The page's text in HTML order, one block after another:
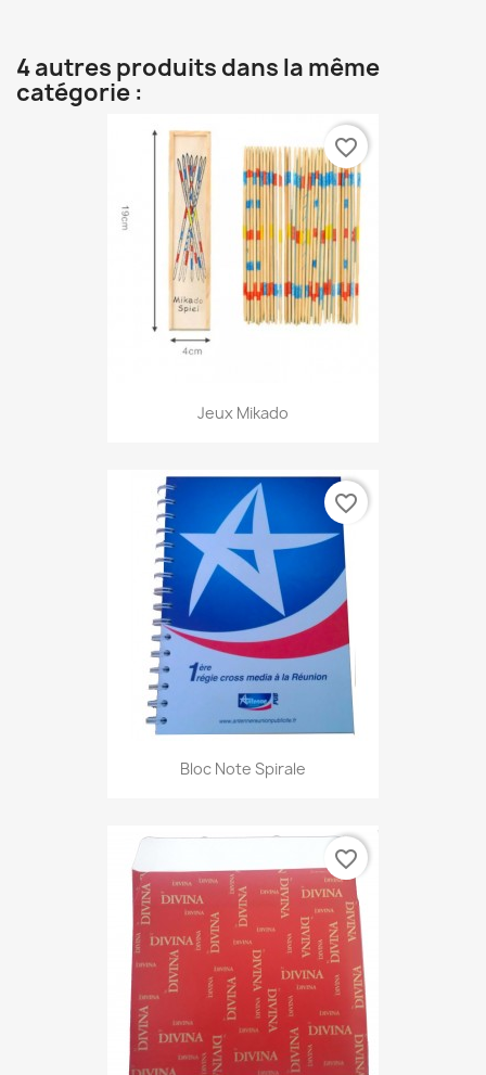
4 autres produits dans la même
catégorie :
Jeux Mikado
favorite_border
Bloc Note Spirale
favorite_border
favorite_border